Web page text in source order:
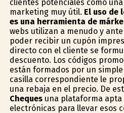
clientes potenciales como
marketing muy útil. El uso de
es una herramienta de
webs utilizan a menudo y
poder recibir un cupón
directo con el cliente se
descuento. Los códigos
están formados por un
casilla correspondiente le
una rebaja en el precio. De
Chequesuna plataforma apta
electrónicas para llevar esos